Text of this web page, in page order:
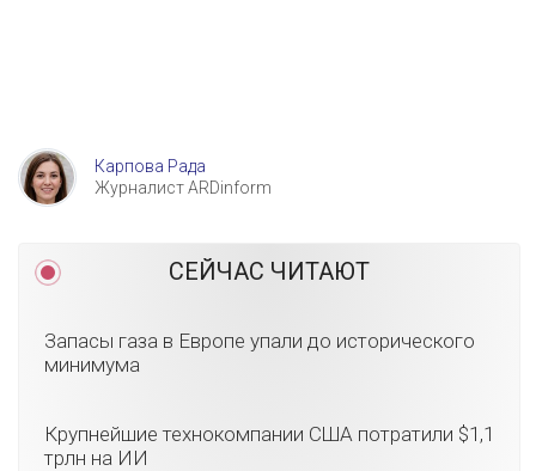
Карпова Рада
Журналист ARDinform
СЕЙЧАС ЧИТАЮТ
Запасы газа в Европе упали до исторического
минимума
Крупнейшие технокомпании США потратили $1,1
трлн на ИИ